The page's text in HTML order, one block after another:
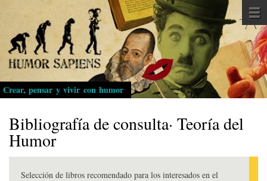
Pasar
al
contenido
principal
Crear, pensar y vivir con humor
Bibliografía de consulta· Teoría del
Humor
Selección de libros recomendado para los interesados en el